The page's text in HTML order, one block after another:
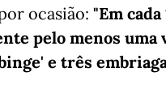
ocasião: "Em
pelo menos uma
e três